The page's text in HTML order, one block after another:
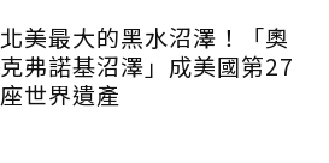
北美最大的黑水沼澤！「奧
克弗諾基沼澤」成美國第27
座世界遺產